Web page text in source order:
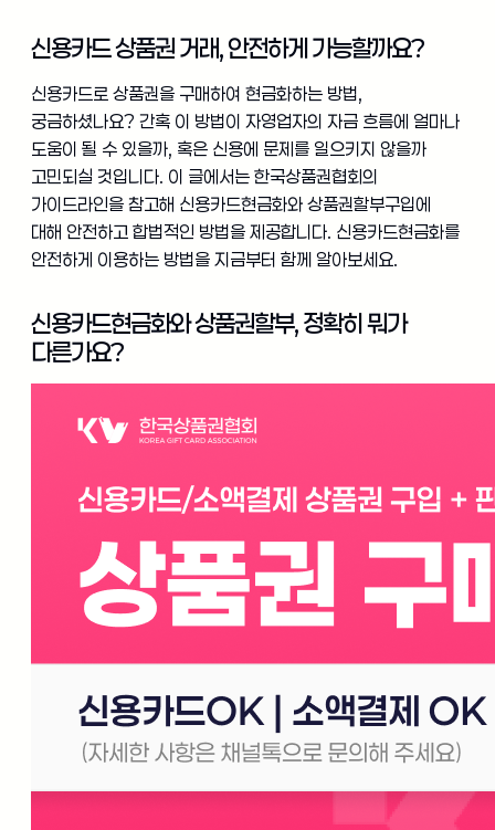
신용카드 상품권 거래, 안전하게 가능할까요?
신용카드로 상품권을 구매하여 현금화하는 방법,
궁금하셨나요? 간혹 이 방법이 자영업자의 자금 흐름에 얼마나
도움이 될 수 있을까, 혹은 신용에 문제를 일으키지 않을까
고민되실 것입니다. 이 글에서는 한국상품권협회의
가이드라인을 참고해 신용카드현금화와 상품권할부구입에
대해 안전하고 합법적인 방법을 제공합니다. 신용카드현금화를
안전하게 이용하는 방법을 지금부터 함께 알아보세요.
신용카드현금화와 상품권할부, 정확히 뭐가
다른가요?